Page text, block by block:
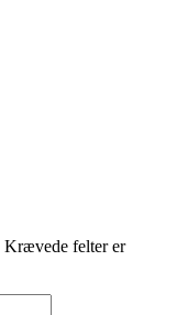
Krævede felter er